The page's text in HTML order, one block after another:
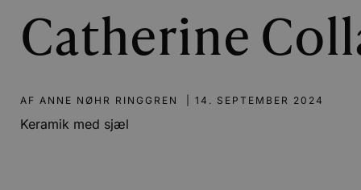
Catherine
AF ANNE NØHR RINGGREN 14. SEPTEMBER 2024
Keramik med sjæl